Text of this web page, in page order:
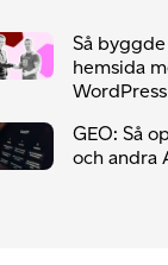
Så byggde
hemsida
WordPress
GEO: Så
och andra